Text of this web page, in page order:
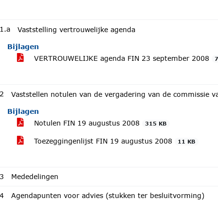
Vaststelling vertrouwelijke agenda
Bijlagen
VERTROUWELIJKE agenda FIN 23 september 2008
Vaststellen notulen van de vergadering van de commissie
Bijlagen
Notulen FIN 19 augustus 2008
315 KB
Toezeggingenlijst FIN 19 augustus 2008 11 KB
Mededelingen
Agendapunten voor advies (stukken ter besluitvorming)